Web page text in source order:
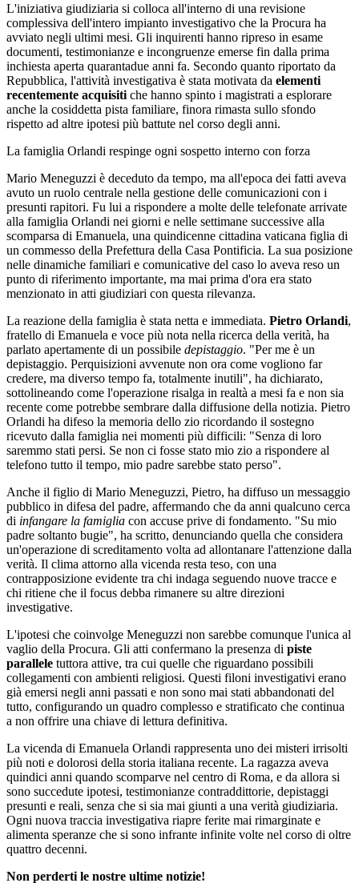
L'iniziativa giudiziaria si colloca all'interno di una revisione
complessiva dell'intero impianto investigativo che la Procura ha
avviato negli ultimi mesi. Gli inquirenti hanno ripreso in esame
documenti, testimonianze e incongruenze emerse fin dalla prima
inchiesta aperta quarantadue anni fa. Secondo quanto riportato da
Repubblica, l'attività investigativa è stata motivata da elementi
recentemente acquisiti che hanno spinto i magistrati a esplorare
anche la cosiddetta pista familiare, finora rimasta sullo sfondo
rispetto ad altre ipotesi più battute nel corso degli anni.
La famiglia Orlandi respinge ogni sospetto interno con forza
Mario Meneguzzi è deceduto da tempo, ma all'epoca dei fatti aveva
avuto un ruolo centrale nella gestione delle comunicazioni con i
presunti rapitori. Fu lui a rispondere a molte delle telefonate arrivate
alla famiglia Orlandi nei giorni e nelle settimane successive alla
scomparsa di Emanuela, una quindicenne cittadina vaticana figlia di
un commesso della Prefettura della Casa Pontificia. La sua posizione
nelle dinamiche familiari e comunicative del caso lo aveva reso un
punto di riferimento importante, ma mai prima d'ora era stato
menzionato in atti giudiziari con questa rilevanza.
La reazione della famiglia è stata netta e immediata. Pietro Orlandi,
fratello di Emanuela e voce più nota nella ricerca della verità, ha
parlato apertamente di un possibile depistaggio. "Per me è un
depistaggio. Perquisizioni avvenute non ora come vogliono far
credere, ma diverso tempo fa, totalmente inutili", ha dichiarato,
sottolineando come l'operazione risalga in realtà a mesi fa e non sia
recente come potrebbe sembrare dalla diffusione della notizia. Pietro
Orlandi ha difeso la memoria dello zio ricordando il sostegno
ricevuto dalla famiglia nei momenti più difficili: "Senza di loro
saremmo stati persi. Se non ci fosse stato mio zio a rispondere al
telefono tutto il tempo, mio padre sarebbe stato perso".
Anche il figlio di Mario Meneguzzi, Pietro, ha diffuso un messaggio
pubblico in difesa del padre, affermando che da anni qualcuno cerca
di infangare la famiglia con accuse prive di fondamento. "Su mio
padre soltanto bugie", ha scritto, denunciando quella che considera
un'operazione di screditamento volta ad allontanare l'attenzione dalla
verità. Il clima attorno alla vicenda resta teso, con una
contrapposizione evidente tra chi indaga seguendo nuove tracce e
chi ritiene che il focus debba rimanere su altre direzioni
investigative.
L'ipotesi che coinvolge Meneguzzi non sarebbe comunque l'unica al
vaglio della Procura. Gli atti confermano la presenza di piste
parallele tuttora attive, tra cui quelle che riguardano possibili
collegamenti con ambienti religiosi. Questi filoni investigativi erano
già emersi negli anni passati e non sono mai stati abbandonati del
tutto, configurando un quadro complesso e stratificato che continua
a non offrire una chiave di lettura definitiva.
La vicenda di Emanuela Orlandi rappresenta uno dei misteri irrisolti
più noti e dolorosi della storia italiana recente. La ragazza aveva
quindici anni quando scomparve nel centro di Roma, e da allora si
sono succedute ipotesi, testimonianze contraddittorie, depistaggi
presunti e reali, senza che si sia mai giunti a una verità giudiziaria.
Ogni nuova traccia investigativa riapre ferite mai rimarginate e
alimenta speranze che si sono infrante infinite volte nel corso di oltre
quattro decenni.
Non perderti le nostre ultime notizie!